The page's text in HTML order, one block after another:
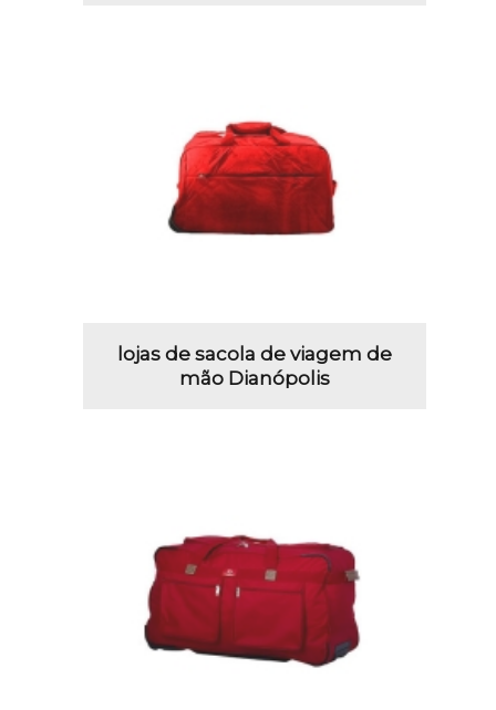
lojas de sacola de viagem de
mão Dianópolis